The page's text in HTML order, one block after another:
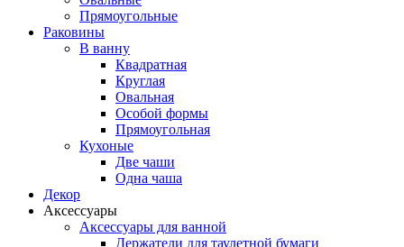
Прямоугольные
Раковины
В ванну
Квадратная
Круглая
Овальная
Особой формы
Прямоугольная
Кухоные
Две чаши
Одна чаша
Декор
Аксессуары
Аксессуары для ванной
Держатели для таулетной бумаги